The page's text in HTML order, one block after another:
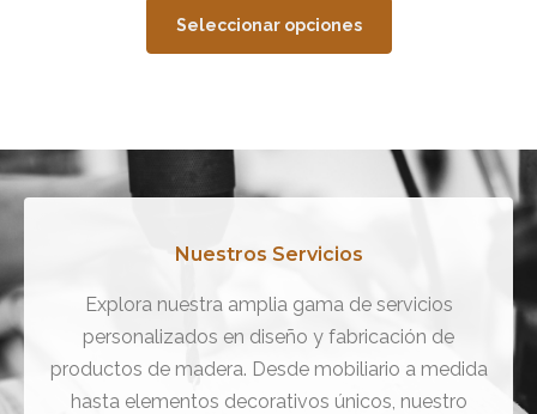
Seleccionar opciones
Nuestros Servicios
Explora nuestra amplia gama de servicios
personalizados en diseño y fabricación de
productos de madera. Desde mobiliario a medida
hasta elementos decorativos únicos, nuestro